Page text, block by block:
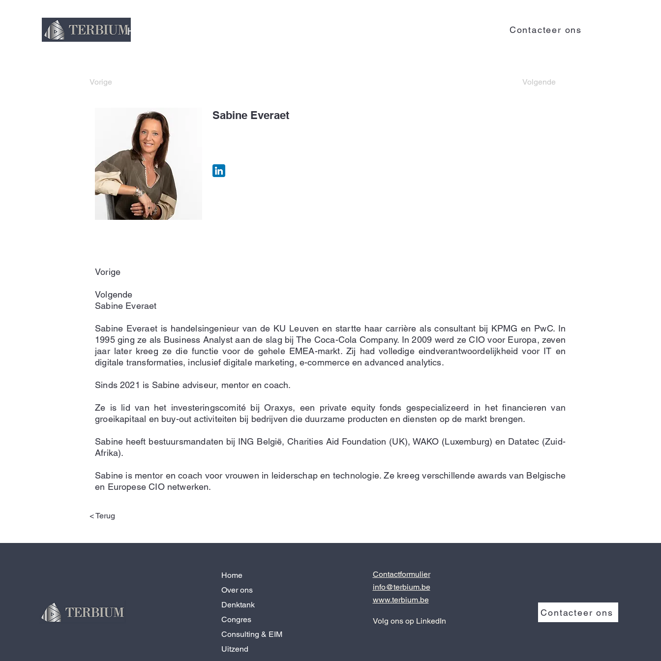
Home Contacteer ons
Vorige Volgende
Sabine Everaet
Vorige
Volgende
Sabine Everaet
Sabine Everaet is handelsingenieur van de KU Leuven en startte haar carrière als consultant bij KPMG en PwC. In
1995 ging ze als Business Analyst aan de slag bij The Coca-Cola Company. In 2009 werd ze CIO voor Europa, zeven
jaar later kreeg ze die functie voor de gehele EMEA-markt. Zij had volledige eindverantwoordelijkheid voor IT en
digitale transformaties, inclusief digitale marketing, e-commerce en advanced analytics.
Sinds 2021 is Sabine adviseur, mentor en coach.
Ze is lid van het investeringscomité bij Oraxys, een private equity fonds gespecializeerd in het financieren van
groeikapitaal en buy-out activiteiten bij bedrijven die duurzame producten en diensten op de markt brengen.
Sabine heeft bestuursmandaten bij ING België, Charities Aid Foundation (UK), WAKO (Luxemburg) en Datatec (Zuid-
Afrika).
Sabine is mentor en coach voor vrouwen in leiderschap en technologie. Ze kreeg verschillende awards van Belgische
en Europese CIO netwerken.
< Terug
Home
Over ons
Denktank
Congres
Consulting & EIM
Uitzend
Contactformulier
info@terbium.be
www.terbium.be
Volg ons op LinkedIn
Contacteer ons